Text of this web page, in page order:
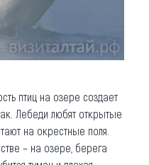
птиц на озере создает
Лебеди любят открытые
на окрестные поля.
– на озере, берега